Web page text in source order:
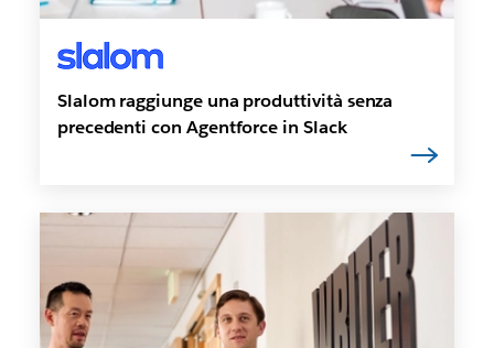
Slalom raggiunge una produttività senza
precedenti con Agentforce in Slack